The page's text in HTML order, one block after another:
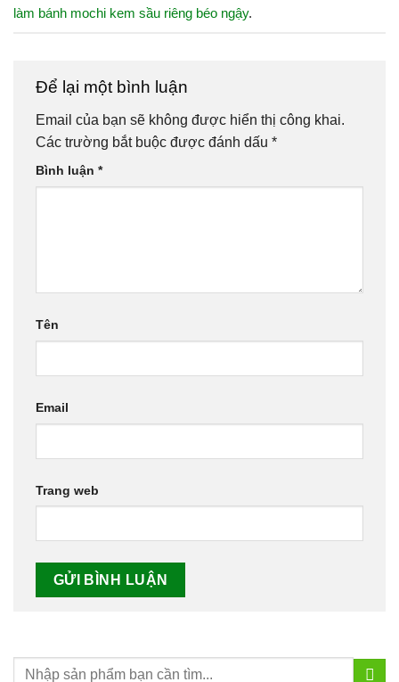
làm bánh mochi kem sầu riêng béo ngậy.
Để lại một bình luận
Email của bạn sẽ không được hiển thị công khai.
Các trường bắt buộc được đánh dấu *
Bình luận *
Tên
Email
Trang web